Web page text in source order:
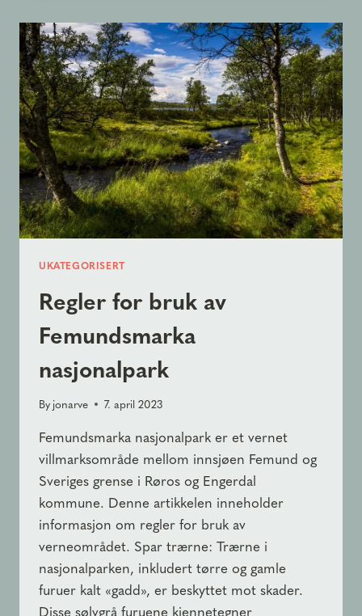
HISTORIEN
OM
CELLE
VENUS
UKATEGORISERT
Regler for bruk av
Femundsmarka
nasjonalpark
By jonarve 7. april 2023
Femundsmarka nasjonalpark er et vernet
villmarksområde mellom innsjøen Femund og
Sveriges grense i Røros og Engerdal
kommune. Denne artikkelen inneholder
informasjon om regler for bruk av
verneområdet. Spar trærne: Trærne i
nasjonalparken, inkludert tørre og gamle
furuer kalt «gadd», er beskyttet mot skader.
Disse sølvgrå furuene kjennetegner